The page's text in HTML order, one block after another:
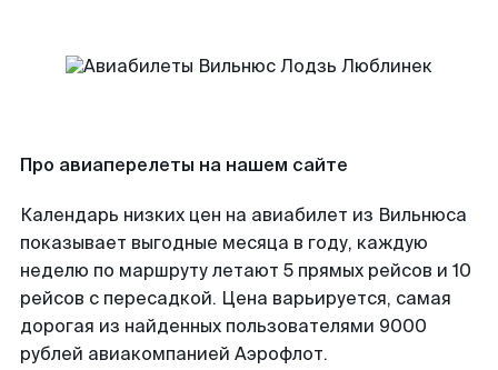
Про авиаперелеты на нашем сайте
Календарь низких цен на авиабилет из Вильнюса
показывает выгодные месяца в году, каждую
неделю по маршруту летают 5 прямых рейсов и 10
рейсов с пересадкой. Цена варьируется, самая
дорогая из найденных пользователями 9000
рублей авиакомпанией Аэрофлот.